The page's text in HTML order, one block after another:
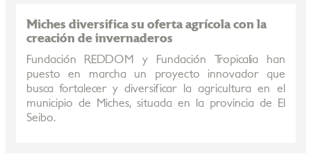
Miches diversifica su oferta agrícola con la
creación de invernaderos
Fundación REDDOM y Fundación Tropicalia han
puesto en marcha un proyecto innovador que
busca fortalecer y diversificar la agricultura en el
municipio de Miches, situada en la provincia de El
Seibo.